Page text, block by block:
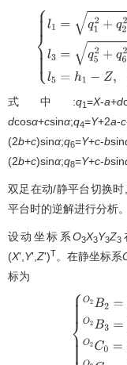
{l1= q12 + q22 h 22,
式中:q1=X-a+d
dcosα+csinα;q4=Y+2a-c
(2b+c)sinα;q6=Y+c-bsin
(2b+c)sinα;q8=Y+c-bsin
双足在动/静平台切换
平台时的逆解进行分析。
设动坐标系O3X3Y3Z3
(X', Y', Z')T。在静坐标系
标为
{O 2B
(